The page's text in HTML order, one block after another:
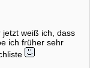
jetzt weiß ich, dass
ich früher sehr